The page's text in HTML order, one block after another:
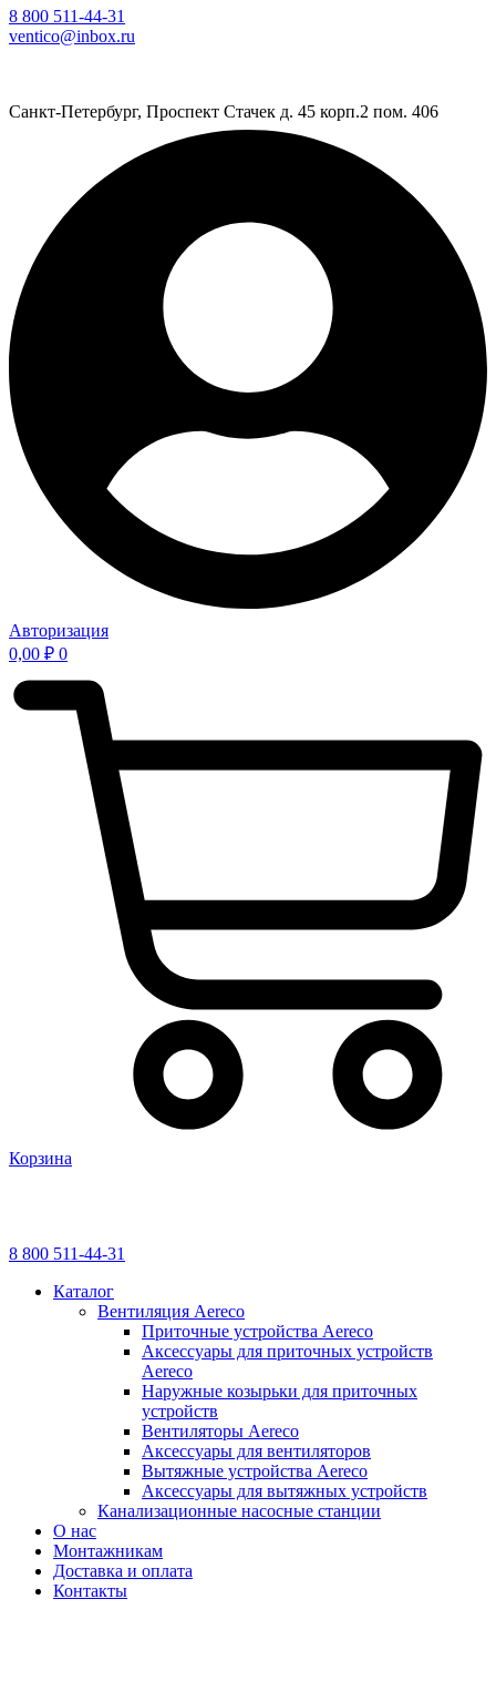
8 800 511-44-31
ventico@inbox.ru
Санкт-Петербург, Проспект Стачек д. 45 корп.2 пом. 406
Авторизация
0,00 ₽ 0
Корзина
8 800 511-44-31
Каталог
Вентиляция Aereco
Приточные устройства Aereco
Аксессуары для приточных устройств
Aereco
Наружные козырьки для приточных
устройств
Вентиляторы Aereco
Аксессуары для вентиляторов
Вытяжные устройства Aereco
Аксессуары для вытяжных устройств
Канализационные насосные станции
О нас
Монтажникам
Доставка и оплата
Контакты